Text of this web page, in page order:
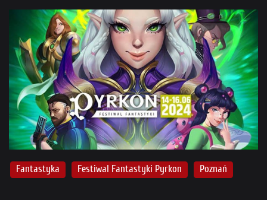
Fantastyka Festiwal Fantastyki Pyrkon Poznań